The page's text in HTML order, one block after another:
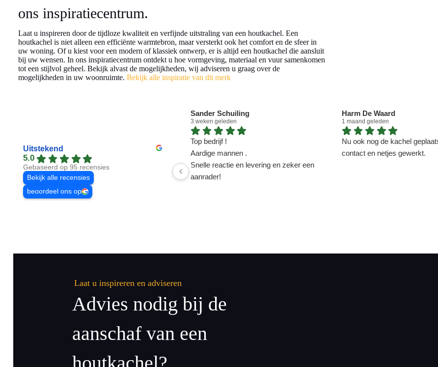
ons inspiratiecentrum.
Laat u inspireren door de tijdloze kwaliteit en verfijnde uitstraling van een houtkachel. Een
houtkachel is niet alleen een efficiënte warmtebron, maar versterkt ook het comfort en de sfeer in
uw woning. Of u kiest voor een modern of klassiek ontwerp, er is altijd een houtkachel die aansluit
bij uw wensen. In ons inspiratiecentrum ontdekt u hoe vormgeving, materiaal en vuur samenkomen
tot een stijlvol geheel. Bekijk alvast de mogelijkheden, wij adviseren u graag over de
mogelijkheden in uw woonruimte. Bekijk alle inspiratie van dit merk
Uitstekend
5.0
Gebaseerd op 95 recensies
Bekijk alle recensies
beoordeel ons op
Sander Schuiling
3 weken geleden
Top bedrijf !
Aardige mannen .
Snelle reactie en levering en zeker een
aanrader!
Harm De Waard
1 maand geleden
Nu ook nog de kachel
contact en netjes gewerkt.
Laat u inspireren en adviseren
Advies nodig bij de
aanschaf van een